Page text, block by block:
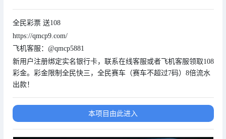
全民彩票 送108
https://qmcp9.com/
飞机客服：@qmcp5881
新用户注册绑定实名银行卡，联系在线客服或者飞机客服领取108
彩金。彩金限制全民快三，全民赛车（赛车不超过7码）8倍流水
出款！
本项目由此进入